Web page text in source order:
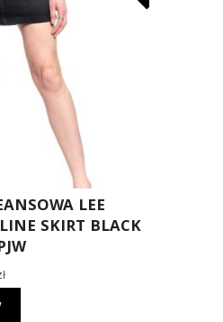
LEE
SKIRT BLACK
Aktualna
cena